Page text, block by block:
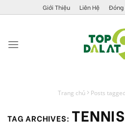
to
Giới Thiệu Liên Hệ Đóng
Trang chủ Posts
TAG ARCHIVES: